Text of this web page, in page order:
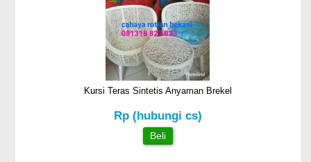
Kursi Teras Sintetis Anyaman Brekel
Rp (hubungi cs)
Beli